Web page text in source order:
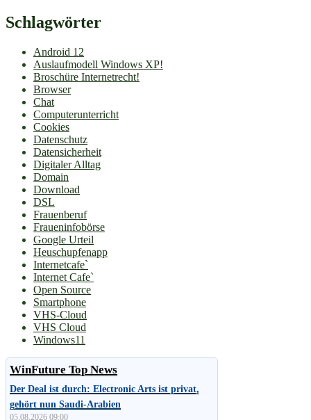
Schlagwörter
Android 12
Auslaufmodell Windows XP!
Broschüre Internetrecht!
Browser
Chat
Computerunterricht
Cookies
Datenschutz
Datensicherheit
Digitaler Alltag
Domain
Download
DSL
Frauenberuf
Fraueninfobörse
Google Urteil
Heuschupfenapp
Internetcafe`
Internet Cafe`
Open Source
Smartphone
VHS-Cloud
VHS Cloud
Windows11
WinFuture Top News
Der Deal ist durch: Electronic Arts ist privat,
gehört nun Saudi-Arabien
05.08.2026 09:00